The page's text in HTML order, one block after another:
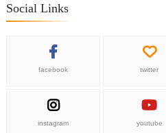
Social Links
facebook twitter
instagram youtube